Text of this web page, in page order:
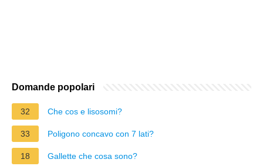
Domande popolari
32 Che cos e lisosomi?
33 Poligono concavo con 7 lati?
18 Gallette che cosa sono?